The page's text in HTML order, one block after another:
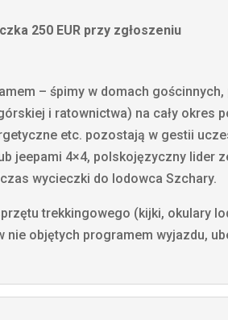
250 EUR przy zgłoszeniu
– śpimy w domach
i ratownictwa) na cały okres
etc. pozostają w gestii
jeepami 4×4, polskojęzyczny lider
wycieczki do lodowca Szchary.
trekkingowego (kijki, okulary
nie objętych programem wyjazdu,